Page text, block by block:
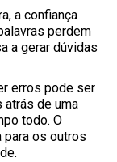
a confiança
perdem
a gerar dúvidas
erros pode ser
de uma
todo. O
para os outros